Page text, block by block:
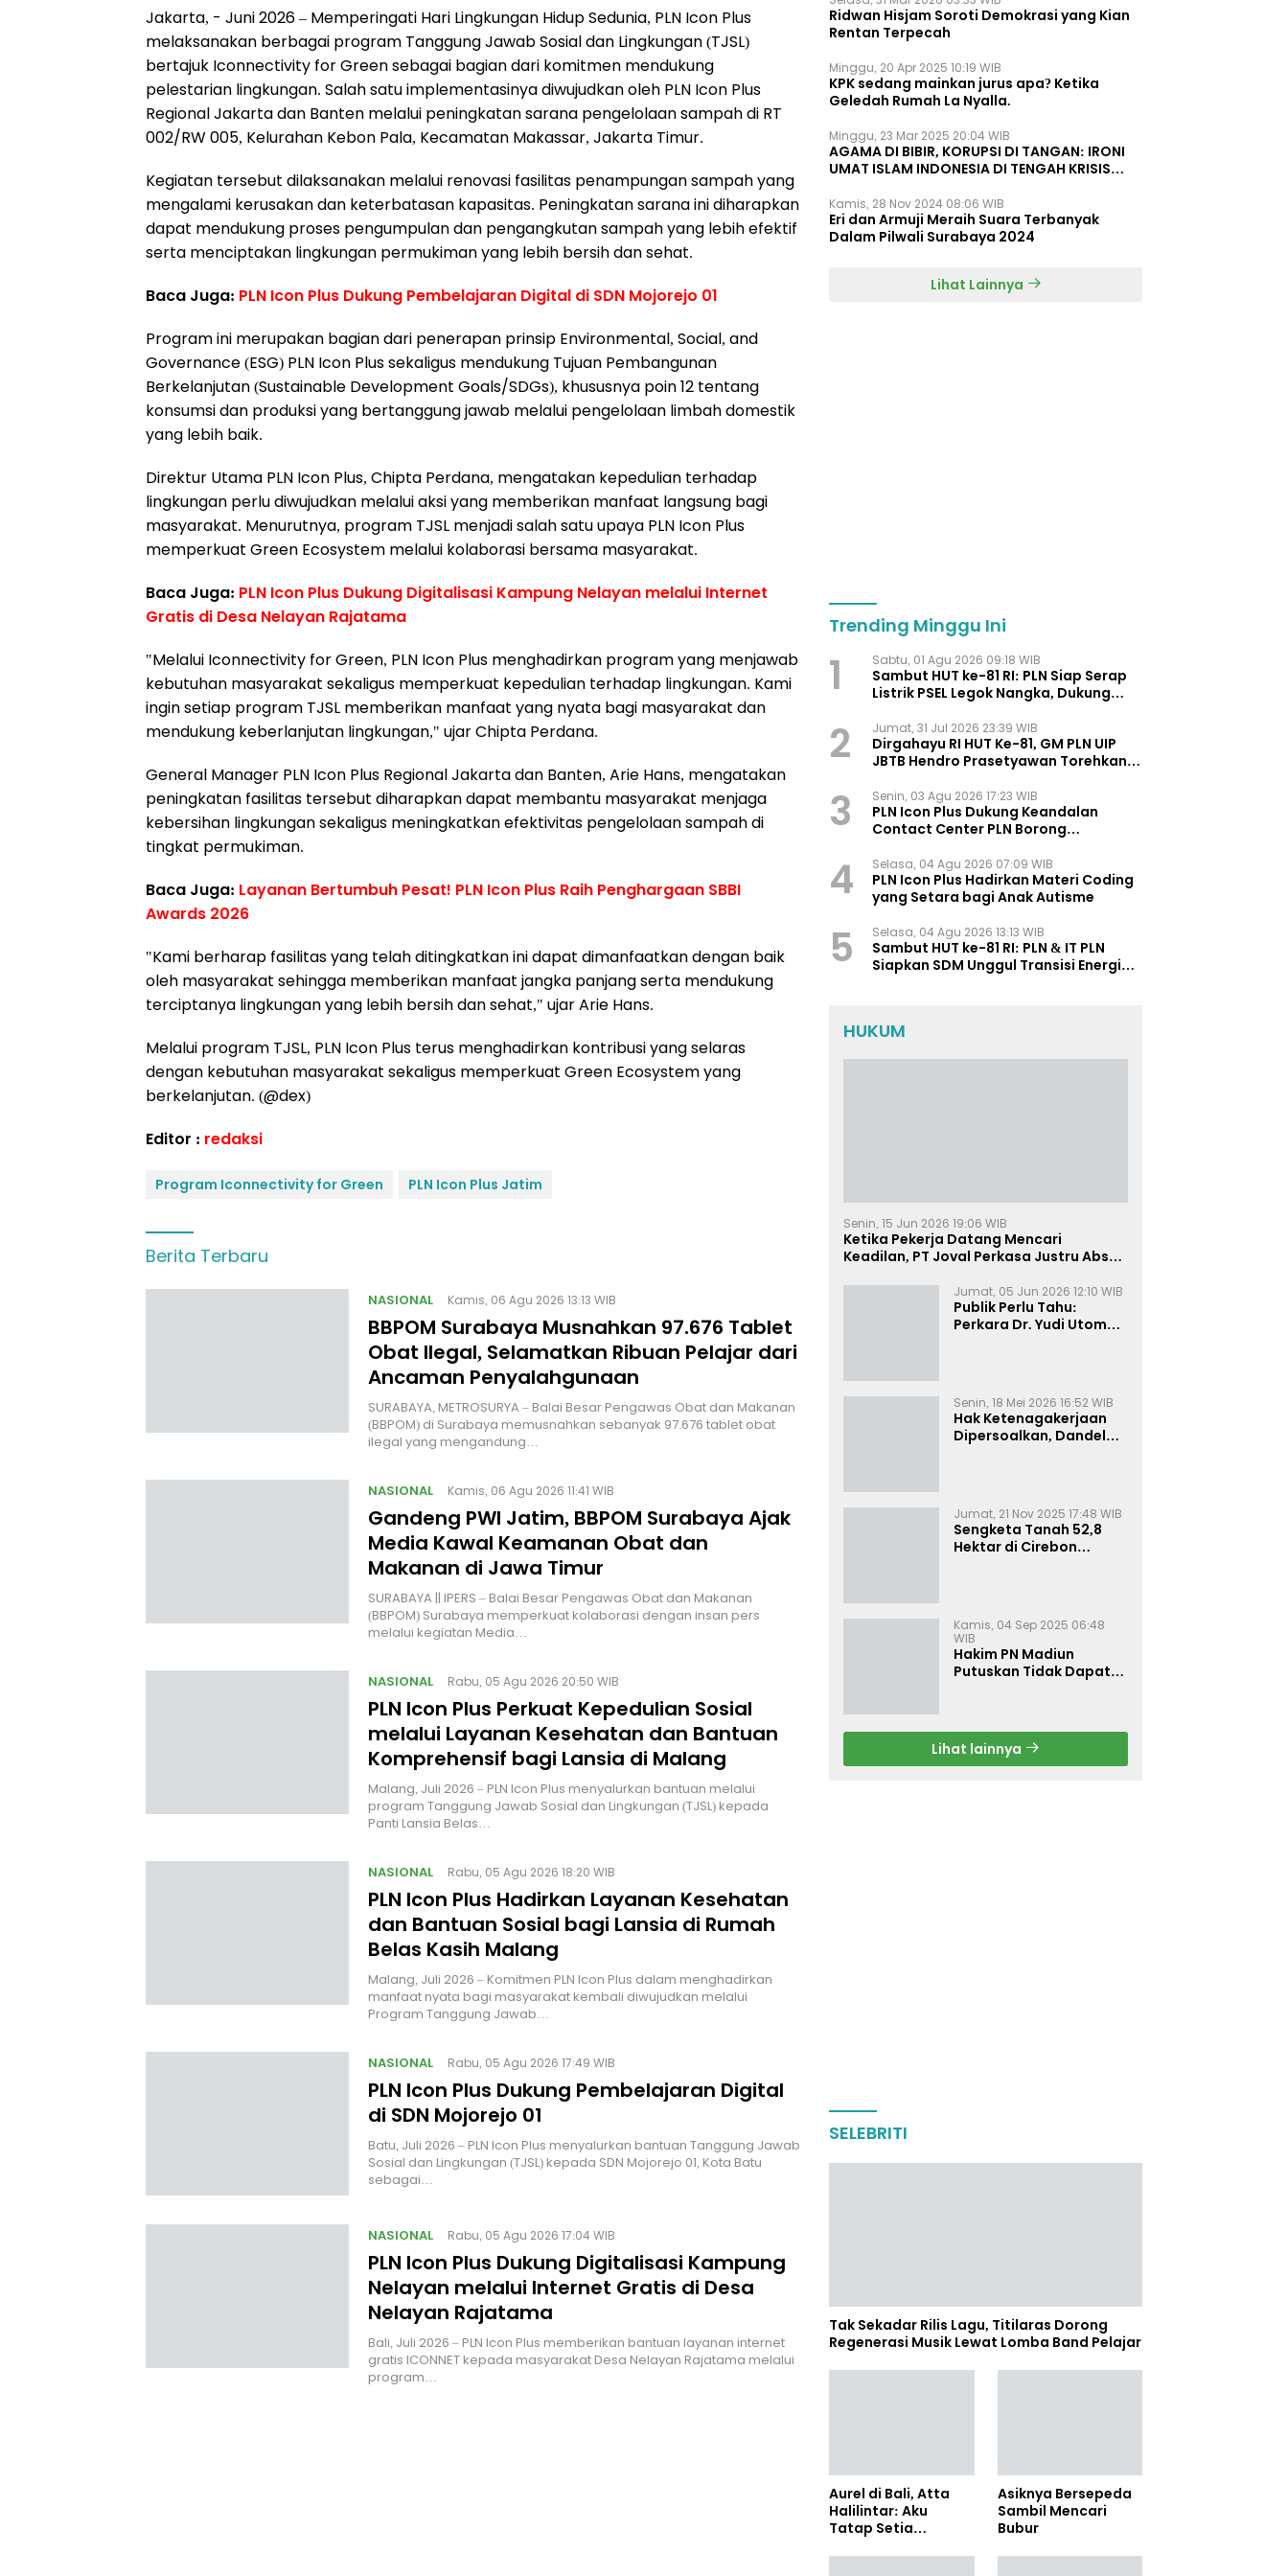
Jakarta, - Juni 2026 – Memperingati Hari Lingkungan Hidup Sedunia, PLN Icon Plus
melaksanakan berbagai program Tanggung Jawab Sosial dan Lingkungan (TJSL)
bertajuk Iconnectivity for Green sebagai bagian dari komitmen mendukung
pelestarian lingkungan. Salah satu implementasinya diwujudkan oleh PLN Icon Plus
Regional Jakarta dan Banten melalui peningkatan sarana pengelolaan sampah di RT
002/RW 005, Kelurahan Kebon Pala, Kecamatan Makassar, Jakarta Timur.
Kegiatan tersebut dilaksanakan melalui renovasi fasilitas penampungan sampah yang
mengalami kerusakan dan keterbatasan kapasitas. Peningkatan sarana ini diharapkan
dapat mendukung proses pengumpulan dan pengangkutan sampah yang lebih efektif
serta menciptakan lingkungan permukiman yang lebih bersih dan sehat.
Baca Juga: PLN Icon Plus Dukung Pembelajaran Digital di SDN Mojorejo 01
Program ini merupakan bagian dari penerapan prinsip Environmental, Social, and
Governance (ESG) PLN Icon Plus sekaligus mendukung Tujuan Pembangunan
Berkelanjutan (Sustainable Development Goals/SDGs), khususnya poin 12 tentang
konsumsi dan produksi yang bertanggung jawab melalui pengelolaan limbah domestik
yang lebih baik.
Direktur Utama PLN Icon Plus, Chipta Perdana, mengatakan kepedulian terhadap
lingkungan perlu diwujudkan melalui aksi yang memberikan manfaat langsung bagi
masyarakat. Menurutnya, program TJSL menjadi salah satu upaya PLN Icon Plus
memperkuat Green Ecosystem melalui kolaborasi bersama masyarakat.
Baca Juga: PLN Icon Plus Dukung Digitalisasi Kampung Nelayan melalui Internet
Gratis di Desa Nelayan Rajatama
"Melalui Iconnectivity for Green, PLN Icon Plus menghadirkan program yang menjawab
kebutuhan masyarakat sekaligus memperkuat kepedulian terhadap lingkungan. Kami
ingin setiap program TJSL memberikan manfaat yang nyata bagi masyarakat dan
mendukung keberlanjutan lingkungan," ujar Chipta Perdana.
General Manager PLN Icon Plus Regional Jakarta dan Banten, Arie Hans, mengatakan
peningkatan fasilitas tersebut diharapkan dapat membantu masyarakat menjaga
kebersihan lingkungan sekaligus meningkatkan efektivitas pengelolaan sampah di
tingkat permukiman.
Baca Juga: Layanan Bertumbuh Pesat! PLN Icon Plus Raih Penghargaan SBBI
Awards 2026
"Kami berharap fasilitas yang telah ditingkatkan ini dapat dimanfaatkan dengan baik
oleh masyarakat sehingga memberikan manfaat jangka panjang serta mendukung
terciptanya lingkungan yang lebih bersih dan sehat," ujar Arie Hans.
Melalui program TJSL, PLN Icon Plus terus menghadirkan kontribusi yang selaras
dengan kebutuhan masyarakat sekaligus memperkuat Green Ecosystem yang
berkelanjutan. (@dex)
Editor : redaksi
Program Iconnectivity for Green PLN Icon Plus Jatim
Berita Terbaru
NASIONAL Kamis, 06 Agu 2026 13:13 WIB
BBPOM Surabaya Musnahkan 97.676 Tablet
Obat Ilegal, Selamatkan Ribuan Pelajar dari
Ancaman Penyalahgunaan
SURABAYA, METROSURYA – Balai Besar Pengawas Obat dan Makanan
(BBPOM) di Surabaya memusnahkan sebanyak 97.676 tablet obat
ilegal yang mengandung…
NASIONAL Kamis, 06 Agu 2026 11:41 WIB
Gandeng PWI Jatim, BBPOM Surabaya Ajak
Media Kawal Keamanan Obat dan
Makanan di Jawa Timur
SURABAYA || IPERS – Balai Besar Pengawas Obat dan Makanan
(BBPOM) Surabaya memperkuat kolaborasi dengan insan pers
melalui kegiatan Media…
NASIONAL Rabu, 05 Agu 2026 20:50 WIB
PLN Icon Plus Perkuat Kepedulian Sosial
melalui Layanan Kesehatan dan Bantuan
Komprehensif bagi Lansia di Malang
Malang, Juli 2026 – PLN Icon Plus menyalurkan bantuan melalui
program Tanggung Jawab Sosial dan Lingkungan (TJSL) kepada
Panti Lansia Belas…
NASIONAL Rabu, 05 Agu 2026 18:20 WIB
PLN Icon Plus Hadirkan Layanan Kesehatan
dan Bantuan Sosial bagi Lansia di Rumah
Belas Kasih Malang
Malang, Juli 2026 – Komitmen PLN Icon Plus dalam menghadirkan
manfaat nyata bagi masyarakat kembali diwujudkan melalui
Program Tanggung Jawab…
NASIONAL Rabu, 05 Agu 2026 17:49 WIB
PLN Icon Plus Dukung Pembelajaran Digital
di SDN Mojorejo 01
Batu, Juli 2026 – PLN Icon Plus menyalurkan bantuan Tanggung Jawab
Sosial dan Lingkungan (TJSL) kepada SDN Mojorejo 01, Kota Batu
sebagai…
NASIONAL Rabu, 05 Agu 2026 17:04 WIB
PLN Icon Plus Dukung Digitalisasi Kampung
Nelayan melalui Internet Gratis di Desa
Nelayan Rajatama
Bali, Juli 2026 – PLN Icon Plus memberikan bantuan layanan internet
gratis ICONNET kepada masyarakat Desa Nelayan Rajatama melalui
program…
Ridwan Hisjam Soroti Demokrasi yang Kian
Rentan Terpecah
Minggu, 20 Apr 2025 10:19 WIB
KPK sedang mainkan jurus apa? Ketika
Geledah Rumah La Nyalla.
Minggu, 23 Mar 2025 20:04 WIB
AGAMA DI BIBIR, KORUPSI DI TANGAN: IRONI
UMAT ISLAM INDONESIA DI TENGAH KRISIS
Kamis, 28 Nov 2024 08:06 WIB
Eri dan Armuji Meraih Suara Terbanyak
Dalam Pilwali Surabaya 2024
Lihat Lainnya
Trending Minggu Ini
1 Sabtu, 01 Agu 2026 09:18 WIB
Sambut HUT ke-81 RI: PLN Siap Serap
Listrik PSEL Legok Nangka, Dukung
2 Jumat, 31 Jul 2026 23:39 WIB
Dirgahayu RI HUT Ke-81, GM PLN UIP
JBTB Hendro Prasetyawan Torehkan
Energi Regional.
3 Senin, 03 Agu 2026 17:23 WIB
PLN Icon Plus Dukung Keandalan
Contact Center PLN Borong
4 Selasa, 04 Agu 2026 07:09 WIB
PLN Icon Plus Hadirkan Materi Coding
yang Setara bagi Anak Autisme
5 Selasa, 04 Agu 2026 13:13 WIB
Sambut HUT ke-81 RI: PLN & IT PLN
Siapkan SDM Unggul Transisi Energi
HUKUM
Senin, 15 Jun 2026 19:06 WIB
Ketika Pekerja Datang Mencari
Keadilan, PT Joval Perkasa Justru Absen
Jumat, 05 Jun 2026 12:10 WIB
Publik Perlu Tahu:
Perkara Dr. Yudi Utomo
Resmi
Senin, 18 Mei 2026 16:52 WIB
Hak Ketenagakerjaan
Dipersoalkan, Dandel
Jumat, 21 Nov 2025 17:48 WIB
Sengketa Tanah 52,8
Hektar di Cirebon
Kamis, 04 Sep 2025 06:48
WIB
Hakim PN Madiun
Putuskan Tidak Dapat
Lihat lainnya
SELEBRITI
Tak Sekadar Rilis Lagu, Titilaras Dorong
Regenerasi Musik Lewat Lomba Band Pelajar
Aurel di Bali, Atta
Halilintar: Aku
Tatap Setia
Asiknya Bersepeda
Sambil Mencari
Bubur